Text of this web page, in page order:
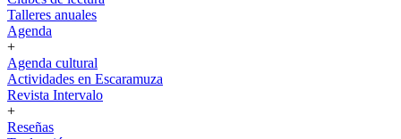
Talleres anuales
Agenda
+
Agenda cultural
Actividades en Escaramuza
Revista Intervalo
+
Reseñas